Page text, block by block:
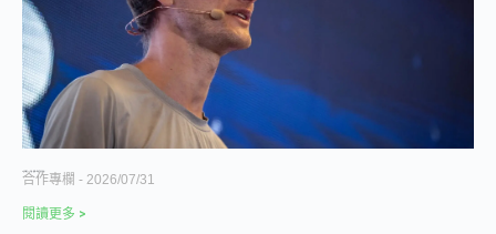
合作專欄 2026/07/31
閱讀更多 >